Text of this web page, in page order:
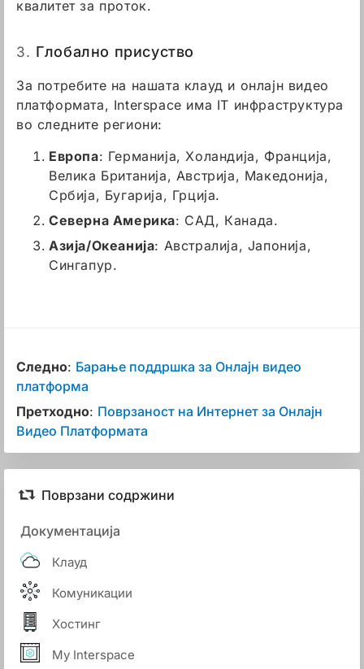
квалитет за проток.
3. Глобално присуство
За потребите на нашата клауд и онлајн видео
платформата, Interspace има IT инфраструктура
во следните региони:
Европа: Германија, Холандија, Франција,
Велика Британија, Австрија, Македонија,
Србија, Бугарија, Грција.
Северна Америка: САД, Канада.
Азија/Океанија: Австралија, Јапонија,
Сингапур.
Следно: Барање поддршка за Онлајн видео
платформа
Претходно: Поврзаност на Интернет за Онлајн
Видео Платформата
Поврзани содржини
Документација
Клауд
Комуникации
Хостинг
My Interspace